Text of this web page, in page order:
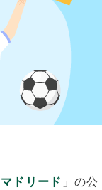
ドリード 」の公